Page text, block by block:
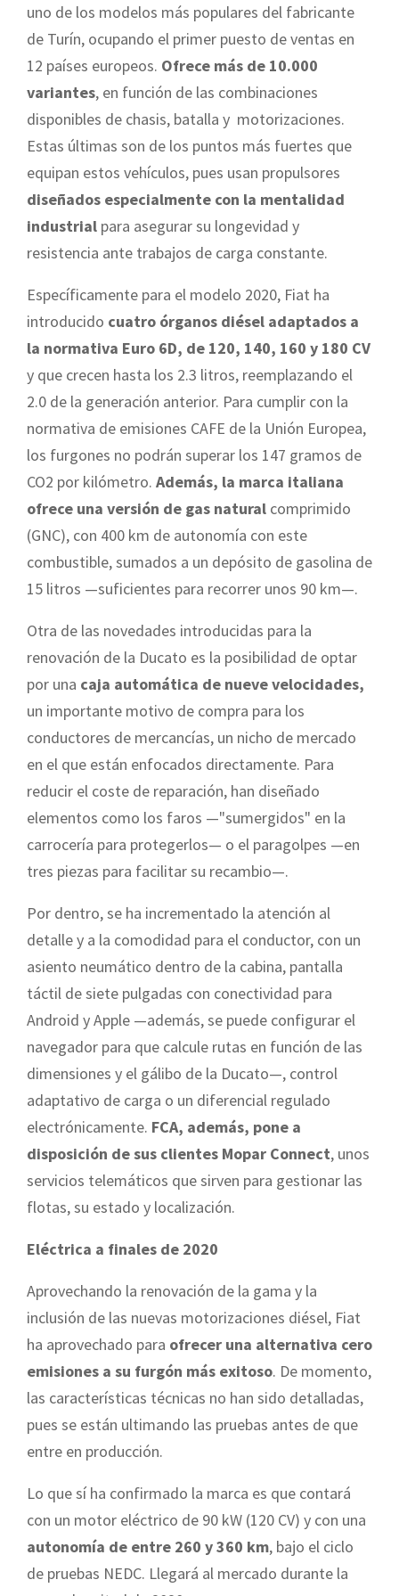
uno de los modelos más populares del fabricante
de Turín, ocupando el primer puesto de ventas en
12 países europeos. Ofrece más de 10.000
variantes, en función de las combinaciones
disponibles de chasis, batalla y motorizaciones.
Estas últimas son de los puntos más fuertes que
equipan estos vehículos, pues usan propulsores
diseñados especialmente con la mentalidad
industrial para asegurar su longevidad y
resistencia ante trabajos de carga constante.
Específicamente para el modelo 2020, Fiat ha
introducido cuatro órganos diésel adaptados a
la normativa Euro 6D, de 120, 140, 160 y 180 CV
y que crecen hasta los 2.3 litros, reemplazando el
2.0 de la generación anterior. Para cumplir con la
normativa de emisiones CAFE de la Unión Europea,
los furgones no podrán superar los 147 gramos de
CO2 por kilómetro. Además, la marca italiana
ofrece una versión de gas natural comprimido
(GNC), con 400 km de autonomía con este
combustible, sumados a un depósito de gasolina de
15 litros —suficientes para recorrer unos 90 km—.
Otra de las novedades introducidas para la
renovación de la Ducato es la posibilidad de optar
por una caja automática de nueve velocidades,
un importante motivo de compra para los
conductores de mercancías, un nicho de mercado
en el que están enfocados directamente. Para
reducir el coste de reparación, han diseñado
elementos como los faros —"sumergidos" en la
carrocería para protegerlos— o el paragolpes —en
tres piezas para facilitar su recambio—.
Por dentro, se ha incrementado la atención al
detalle y a la comodidad para el conductor, con un
asiento neumático dentro de la cabina, pantalla
táctil de siete pulgadas con conectividad para
Android y Apple —además, se puede configurar el
navegador para que calcule rutas en función de las
dimensiones y el gálibo de la Ducato—, control
adaptativo de carga o un diferencial regulado
electrónicamente. FCA, además, pone a
disposición de sus clientes Mopar Connect, unos
servicios telemáticos que sirven para gestionar las
flotas, su estado y localización.
Eléctrica a finales de 2020
Aprovechando la renovación de la gama y la
inclusión de las nuevas motorizaciones diésel, Fiat
ha aprovechado para ofrecer una alternativa cero
emisiones a su furgón más exitoso. De momento,
las características técnicas no han sido detalladas,
pues se están ultimando las pruebas antes de que
entre en producción.
Lo que sí ha confirmado la marca es que contará
con un motor eléctrico de 90 kW (120 CV) y con una
autonomía de entre 260 y 360 km, bajo el ciclo
de pruebas NEDC. Llegará al mercado durante la